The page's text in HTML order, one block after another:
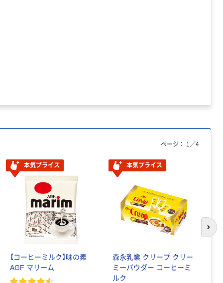
本気プライス
【コーヒーミルク】味の素
AGF マリーム
本気プライス
森永乳業 クリープ クリー
ミーパウダー コーヒーミ
ルク
ページ： 1 ／4
次